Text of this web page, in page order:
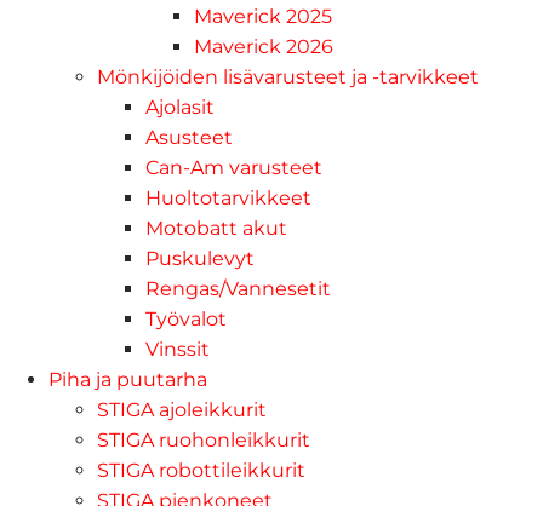
Maverick 2025
Maverick 2026
Mönkijöiden lisävarusteet ja -tarvikkeet
Ajolasit
Asusteet
Can-Am varusteet
Huoltotarvikkeet
Motobatt akut
Puskulevyt
Rengas/Vannesetit
Työvalot
Vinssit
Piha ja puutarha
STIGA ajoleikkurit
STIGA ruohonleikkurit
STIGA robottileikkurit
STIGA pienkoneet